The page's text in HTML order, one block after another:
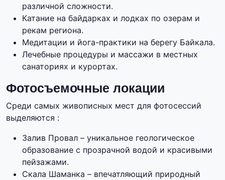
различной сложности.
Катание на байдарках и лодках по озерам и
рекам региона.
Медитации и йога-практики на берегу Байкала.
Лечебные процедуры и массажи в местных
санаториях и курортах.
Фотосъемочные локации
Среди самых живописных мест для фотосессий
выделяются :
Залив Провал – уникальное геологическое
образование с прозрачной водой и красивыми
пейзажами.
Скала Шаманка – впечатляющий природный